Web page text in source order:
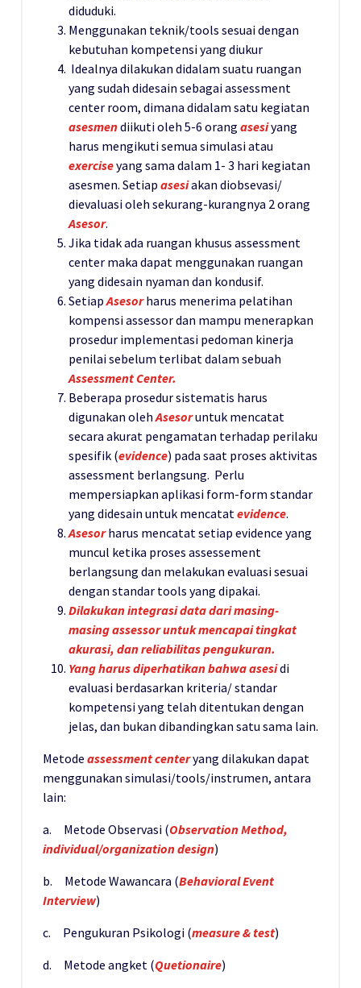
diduduki.
Menggunakan teknik/tools sesuai dengan
kebutuhan kompetensi yang diukur
Idealnya dilakukan didalam suatu ruangan
yang sudah didesain sebagai assessment
center room, dimana didalam satu kegiatan
asesmendiikuti oleh 5-6 orang asesiyang
harus mengikuti semua simulasi atau
exerciseyang sama dalam 1- 3 hari kegiatan
asesmen. Setiap asesiakan diobsevasi/
dievaluasi oleh sekurang-kurangnya 2 orang
Asesor.
Jika tidak ada ruangan khusus assessment
center maka dapat menggunakan ruangan
yang didesain nyaman dan kondusif.
SetiapAsesorharus menerima pelatihan
kompensi assessor dan mampu menerapkan
prosedur implementasi pedoman kinerja
penilai sebelum terlibat dalam sebuah
Assessment Center.
Beberapa prosedur sistematis harus
digunakan olehAsesoruntuk mencatat
secara akurat pengamatan terhadap perilaku
spesifik (evidence) pada saat proses aktivitas
assessment berlangsung. Perlu
mempersiapkan aplikasi form-form standar
yang didesain untuk mencatat evidence.
Asesorharus mencatat setiap evidence yang
muncul ketika proses assessement
berlangsung dan melakukan evaluasi sesuai
dengan standar tools yang dipakai.
Dilakukan integrasi data dari masing-
masing assessor untuk mencapai tingkat
akurasi, dan reliabilitas pengukuran.
Yang harus diperhatikan bahwa asesidi
evaluasi berdasarkan kriteria/ standar
kompetensi yang telah ditentukan dengan
jelas, dan bukan dibandingkan satu sama lain.
Metode assessment centeryang dilakukan dapat
menggunakan simulasi/tools/instrumen, antara
lain:
a. Metode Observasi (Observation Method,
individual/organization design)
b. Metode Wawancara (Behavioral Event
Interview)
c. Pengukuran Psikologi (measure & test)
d. Metode angket (Quetionaire)